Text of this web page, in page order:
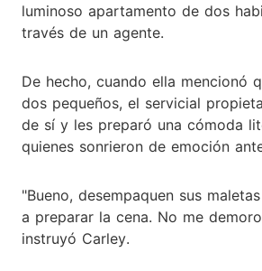
luminoso apartamento de dos
través de un agente.
De hecho, cuando ella mencionó
dos pequeños, el servicial
de sí y les preparó una cómoda
quienes sonrieron de emoción
"Bueno, desempaquen sus
a preparar la cena. No me
instruyó Carley.